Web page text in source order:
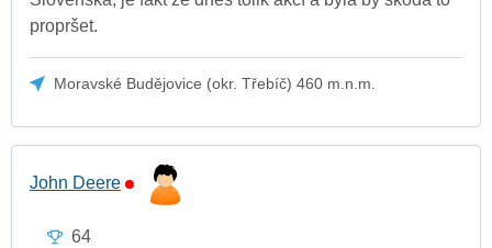
propršet.
Moravské Budějovice (okr. Třebíč) 460 m.n.m.
John Deere
64